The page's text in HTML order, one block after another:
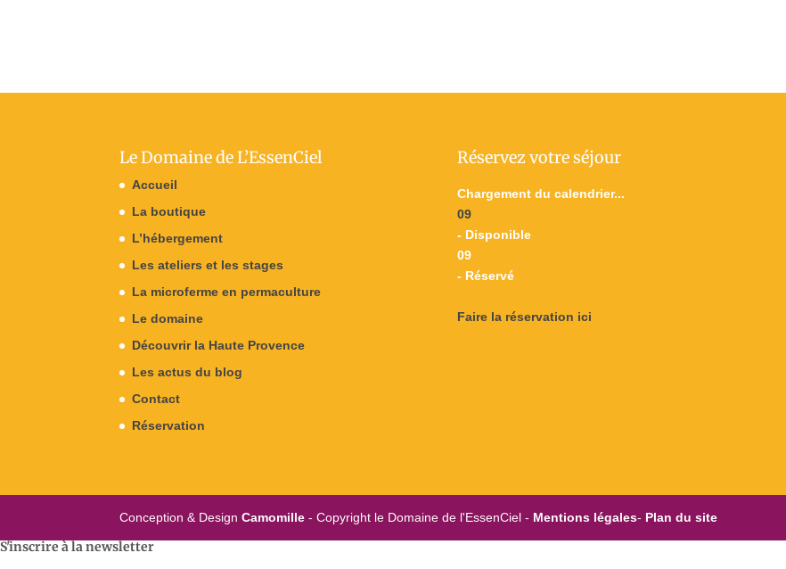
Le Domaine de L’EssenCiel
Accueil
La boutique
L’hébergement
Les ateliers et les stages
La microferme en permaculture
Le domaine
Découvrir la Haute Provence
Les actus du blog
Contact
Réservation
Réservez votre séjour
Chargement du calendrier...
09
- Disponible
09
- Réservé
Faire la réservation ici
Conception & DesignCamomille - Copyright le Domaine de l'EssenCiel - Mentions légales- Plan du site
S'inscrire à la newsletter